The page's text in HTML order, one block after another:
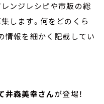
ンジレシピや市販の総
します。何をどのくら
情報を細かく記載してい
井森美幸さんが登場！